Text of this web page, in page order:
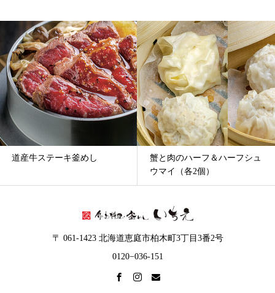
道産牛ステーキ釜めし
蟹と肉のハーフ＆ハーフシュ
ウマイ（各2個）
〒 061-1423 北海道恵庭市柏木町3丁目3番2号
0120−036-151